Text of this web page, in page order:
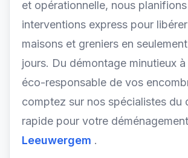
et opérationnelle, nous
interventions express pour
maisons et greniers en
jours. Du démontage minutieux
éco-responsable de vos
comptez sur nos spécialistes du
rapide pour votre
Leeuwergem .